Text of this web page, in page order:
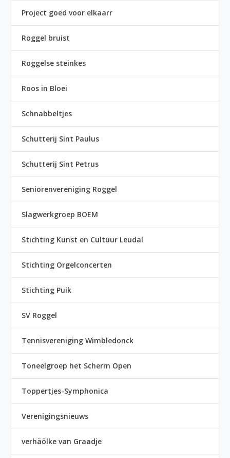
Project goed voor elkaarr
Roggel bruist
Roggelse steinkes
Roos in Bloei
Schnabbeltjes
Schutterij Sint Paulus
Schutterij Sint Petrus
Seniorenvereniging Roggel
Slagwerkgroep BOEM
Stichting Kunst en Cultuur Leudal
Stichting Orgelconcerten
Stichting Puik
SV Roggel
Tennisvereniging Wimbledonck
Toneelgroep het Scherm Open
Toppertjes-Symphonica
Verenigingsnieuws
verhäölke van Graadje